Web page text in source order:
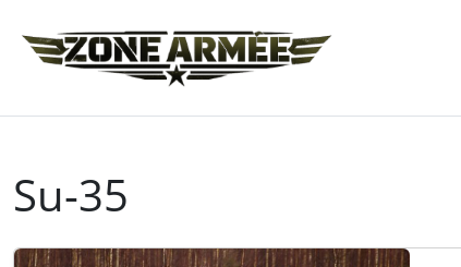
Su-35